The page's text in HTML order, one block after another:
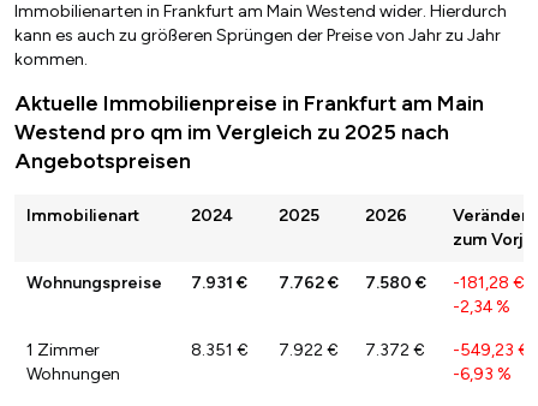
Immobilienarten in Frankfurt am Main Westend wider. Hierdurch
kann es auch zu größeren Sprüngen der Preise von Jahr zu Jahr
kommen.
Aktuelle Immobilienpreise in Frankfurt am Main
Westend pro qm im Vergleich zu 2025 nach
Angebotspreisen
Immobilienart 2024 2025 2026
zum
Wohnungspreise 7.931 € 7.762 € 7.580 € -181,28 €
-2,34 %
1 Zimmer
Wohnungen
8.351 € 7.922 € 7.372 € -549,23 €
-6,93 %